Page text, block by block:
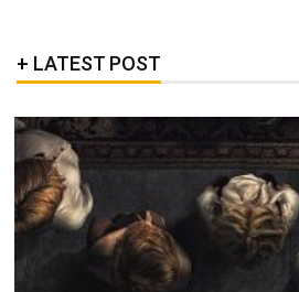
LATEST POST